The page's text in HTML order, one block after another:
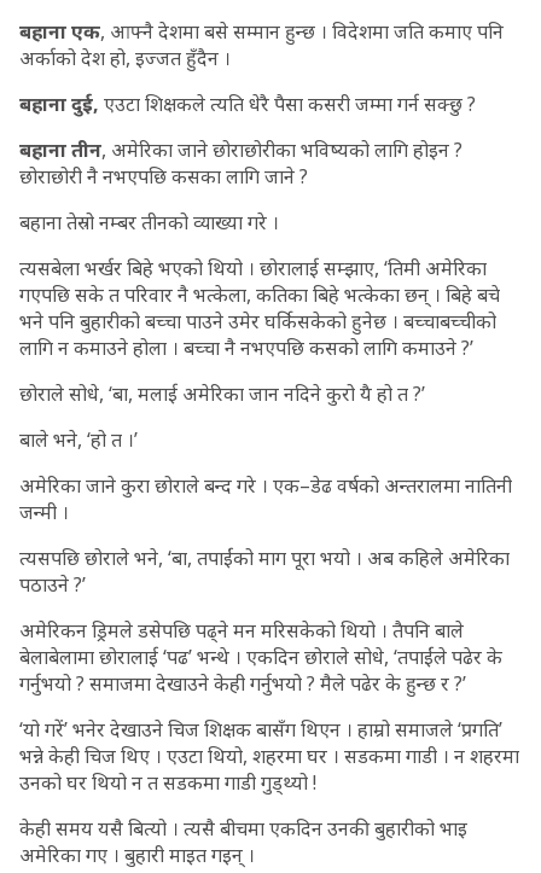
बहाना एक, आफ्नै देशमा बसे सम्मान हुन्छ । विदेशमा जति कमाए पनि
अर्काको देश हो, इज्जत हुँदैन ।
बहाना दुई, एउटा शिक्षकले त्यति धेरै पैसा कसरी जम्मा गर्न सक्छु ?
बहाना तीन, अमेरिका जाने छोराछोरीका भविष्यको लागि होइन ?
छोराछोरी नै नभएपछि कसका लागि जाने ?
बहाना तेस्रो नम्बर तीनको व्याख्या गरे ।
त्यसबेला भर्खर बिहे भएको थियो । छोरालाई सम्झाए, ‘तिमी अमेरिका
गएपछि सके त परिवार नै भत्केला, कतिका बिहे भत्केका छन् । बिहे बचे
भने पनि बुहारीको बच्चा पाउने उमेर घर्किसकेको हुनेछ । बच्चाबच्चीको
लागि न कमाउने होला । बच्चा नै नभएपछि कसको लागि कमाउने ?’
छोराले सोधे, ‘बा, मलाई अमेरिका जान नदिने कुरो यै हो त ?’
बाले भने, ‘हो त ।’
अमेरिका जाने कुरा छोराले बन्द गरे । एक–डेढ वर्षको अन्तरालमा नातिनी
जन्मी ।
त्यसपछि छोराले भने, ‘बा, तपाईंको माग पूरा भयो । अब कहिले अमेरिका
पठाउने ?’
अमेरिकन ड्रिमले डसेपछि पढ्ने मन मरिसकेको थियो । तैपनि बाले
बेलाबेलामा छोरालाई ‘पढ’ भन्थे । एकदिन छोराले सोधे, ‘तपाईंले पढेर के
गर्नुभयो ? समाजमा देखाउने केही गर्नुभयो ? मैले पढेर के हुन्छ र ?’
‘यो गरें’ भनेर देखाउने चिज शिक्षक बासँग थिएन । हाम्रो समाजले ‘प्रगति’
भन्ने केही चिज थिए । एउटा थियो, शहरमा घर । सडकमा गाडी । न शहरमा
उनको घर थियो न त सडकमा गाडी गुड्थ्यो !
केही समय यसै बित्यो । त्यसै बीचमा एकदिन उनकी बुहारीको भाइ
अमेरिका गए । बुहारी माइत गइन् ।